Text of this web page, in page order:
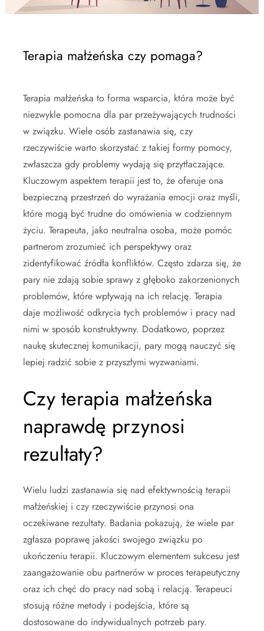
Terapia małżeńska czy pomaga?
Terapia małżeńska to forma wsparcia, która może być
niezwykle pomocna dla par przeżywających trudności
w związku. Wiele osób zastanawia się, czy
rzeczywiście warto skorzystać z takiej formy pomocy,
zwłaszcza gdy problemy wydają się przytłaczające.
Kluczowym aspektem terapii jest to, że oferuje ona
bezpieczną przestrzeń do wyrażania emocji oraz myśli,
które mogą być trudne do omówienia w codziennym
życiu. Terapeuta, jako neutralna osoba, może pomóc
partnerom zrozumieć ich perspektywy oraz
zidentyfikować źródła konfliktów. Często zdarza się, że
pary nie zdają sobie sprawy z głęboko zakorzenionych
problemów, które wpływają na ich relację. Terapia
daje możliwość odkrycia tych problemów i pracy nad
nimi w sposób konstruktywny. Dodatkowo, poprzez
naukę skutecznej komunikacji, pary mogą nauczyć się
lepiej radzić sobie z przyszłymi wyzwaniami.
Czy terapia małżeńska
naprawdę przynosi
rezultaty?
Wielu ludzi zastanawia się nad efektywnością terapii
małżeńskiej i czy rzeczywiście przynosi ona
oczekiwane rezultaty. Badania pokazują, że wiele par
zgłasza poprawę jakości swojego związku po
ukończeniu terapii. Kluczowym elementem sukcesu jest
zaangażowanie obu partnerów w proces terapeutyczny
oraz ich chęć do pracy nad sobą i relacją. Terapeuci
stosują różne metody i podejścia, które są
dostosowane do indywidualnych potrzeb pary.